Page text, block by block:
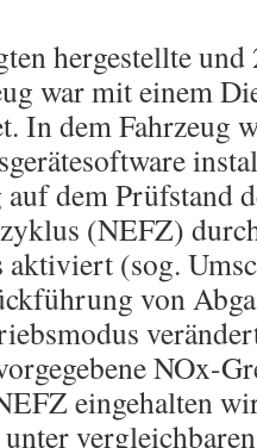
hergestellte und
war mit einem
In dem Fahrzeug
auf dem Prüfstand
(NEFZ)
aktiviert (sog.
von
NOx-
eingehalten